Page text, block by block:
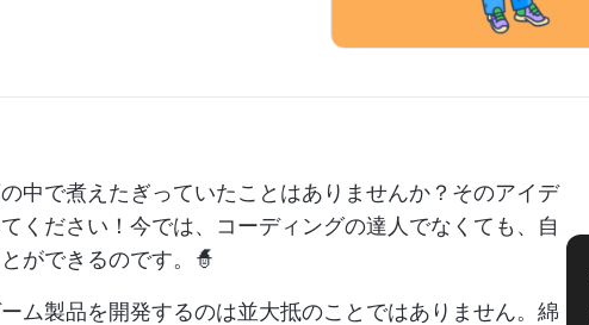
中で煮えたぎっていたことはありませんか？そのアイデ
ください！今では、コーディングの達人でなくても、自
ができるのです。🧙
ム製品を開発するのは並大抵のことではありません。綿